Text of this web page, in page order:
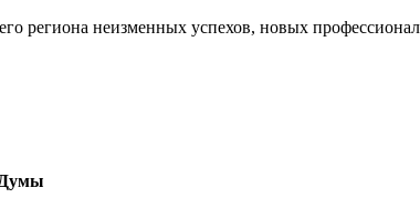
региона неизменных успехов, новых
Думы